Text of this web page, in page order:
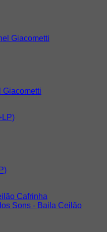
Giacometti